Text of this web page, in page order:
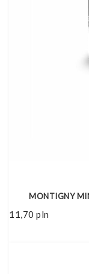
MONTIGNY
11,70 pln